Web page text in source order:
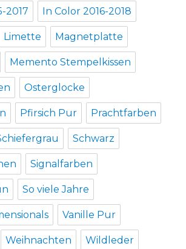
2017 In Color 2016-2018
Limette Magnetplatte
Memento Stempelkissen
Osterglocke
Pfirsich Pur Prachtfarben
Schwarz
Signalfarben
So viele Jahre
Vanille Pur
Weihnachten Wildleder